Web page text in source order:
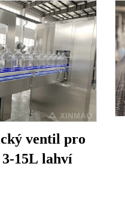
ventil pro
15L lahví